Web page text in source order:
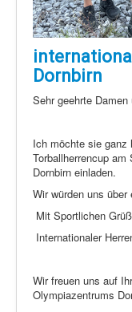
Dornbirn
Sehr geehrte Damen
Ich möchte sie ganz
Torballherrencup
Dornbirn einladen.
Wir würden uns
Mit Sportlichen
Internationaler
Wir freuen uns auf
Olympiazentrums